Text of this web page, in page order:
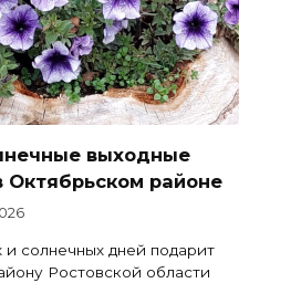
выходные
районе
и солнечных дней подарит
Ростовской области